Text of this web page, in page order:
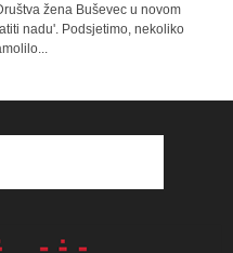
žena Buševec u novom
nadu'. Podsjetimo, nekoliko